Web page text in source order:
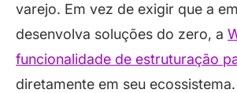
varejo. Em vez de exigir que a
desenvolva soluções do zero, a
funcionalidade de estruturação
diretamente em seu ecossistema.